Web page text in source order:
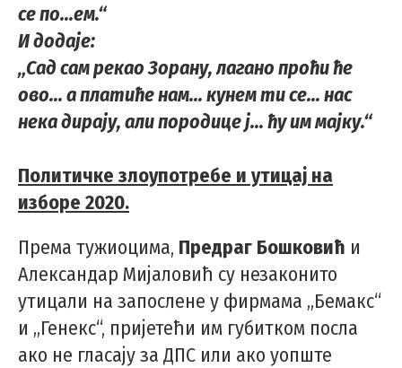
се по...ем.“
И додаје:
„Сад сам рекао Зорану, лагано проћи ће
ово... а платиће нам... кунем ти се... нас
нека дирају, али породице ј... ћу им мајку.“
Политичке злоупотребе и утицај на
изборе 2020.
Према тужиоцима, Предраг Бошковић и
Александар Мијаловић су незаконито
утицали на запослене у фирмама „Бемакс“
и „Генекс“, пријетећи им губитком посла
ако не гласају за ДПС или ако уопште